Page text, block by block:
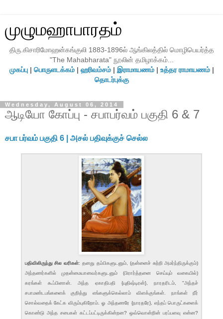
முழுமஹாபாரதம்
திரு.கிசாரிமோஹன்கங்குலி 1883-1896ல் ஆங்கிலத்தில் மொழிபெயர்த்த
"The Mahabharata" நூலின் தமிழாக்கம்...
முகப்பு| பொருளடக்கம்| ஹரிவம்சம்| இராமாயணம்| உத்தர ராமாயணம்|
தொடர்புக்கு
Wednesday, August 06, 2014
ஆடியோ கோப்பு - சபாபர்வம் பகுதி 6 & 7
சபா பர்வம் பகுதி 6 | அசல் பதிவுக்குச் செல்ல
பதிவிலிருந்து சில வரிகள்: தனது தம்பிகளுடனும், (தன்னைச் சுற்றி அமர்ந்திருக்கும்)
அந்தணர்களில் முதன்மையானவர்களுடனும் (பிரார்த்தனை செய்யும் வகையில்)
கரங்கள் கூப்பினான். அந்த ஏகாதிபதி {யுதிஷ்டிரன்}, நாரதரிடம், "அந்தச்
சபாமண்டபங்களைக் குறித்து எங்களுக்கெல்லாம் விளக்குங்கள். நாங்கள் நீர்
சொல்வதைக் கேட்க விரும்புகிறோம். ஓ அந்தணரே {நாரதரே}, எந்தப் பொருட்களைக்
கொண்டு அந்த சபைகள் கட்டப்பட்டிருக்கின்றன? ஒவ்வொன்றின் பரப்பளவு என்ன?